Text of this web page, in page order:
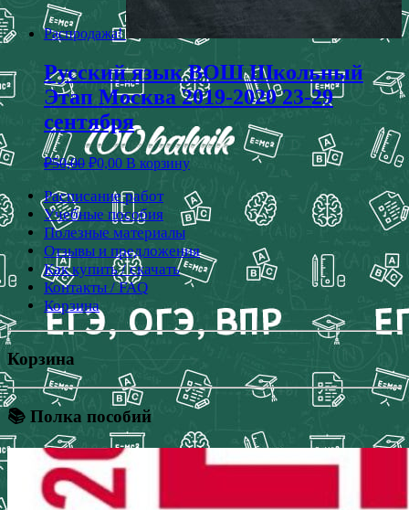
Распродажа!
Русский язык ВОШ Школьный
Этап Москва 2019-2020 23-29
сентября
₽50,00 ₽0,00 В корзину
Расписание работ
Учебные пособия
Полезные материалы
Отзывы и предложения
Как купить / скачать
Контакты / FAQ
Корзина
Корзина
📚 Полка пособий